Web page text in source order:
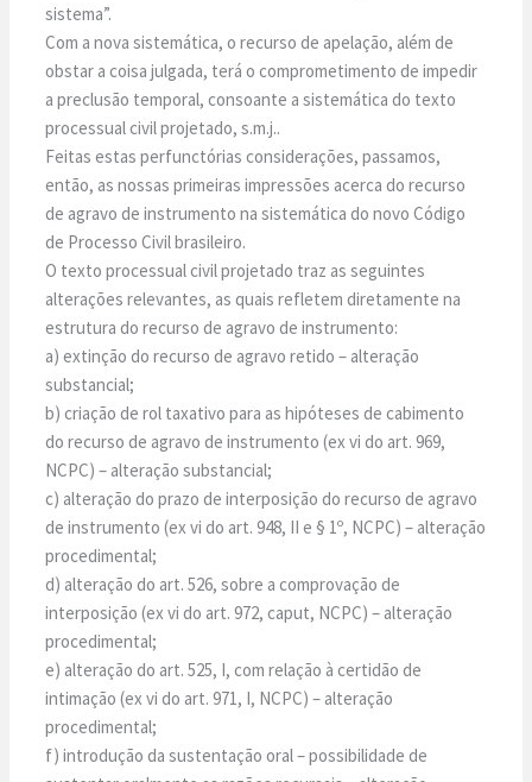
sistema”.
Com a nova sistemática, o recurso de apelação, além de
obstar a coisa julgada, terá o comprometimento de impedir
a preclusão temporal, consoante a sistemática do texto
processual civil projetado, s.m.j..
Feitas estas perfunctórias considerações, passamos,
então, as nossas primeiras impressões acerca do recurso
de agravo de instrumento na sistemática do novo Código
de Processo Civil brasileiro.
O texto processual civil projetado traz as seguintes
alterações relevantes, as quais refletem diretamente na
estrutura do recurso de agravo de instrumento:
a) extinção do recurso de agravo retido – alteração
substancial;
b) criação de rol taxativo para as hipóteses de cabimento
do recurso de agravo de instrumento (ex vi do art. 969,
NCPC) – alteração substancial;
c) alteração do prazo de interposição do recurso de agravo
de instrumento (ex vi do art. 948, II e § 1º, NCPC) – alteração
procedimental;
d) alteração do art. 526, sobre a comprovação de
interposição (ex vi do art. 972, caput, NCPC) – alteração
procedimental;
e) alteração do art. 525, I, com relação à certidão de
intimação (ex vi do art. 971, I, NCPC) – alteração
procedimental;
f) introdução da sustentação oral – possibilidade de